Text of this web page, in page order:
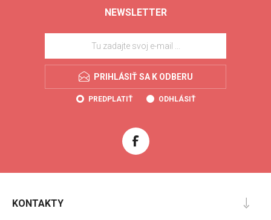
NEWSLETTER
PRIHLÁSIŤ SA K ODBERU
PREDPLATIŤ ODHLÁSIŤ
KONTAKTY